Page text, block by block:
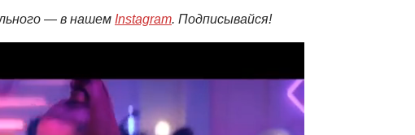
— в нашем Instagram. Подписывайся!